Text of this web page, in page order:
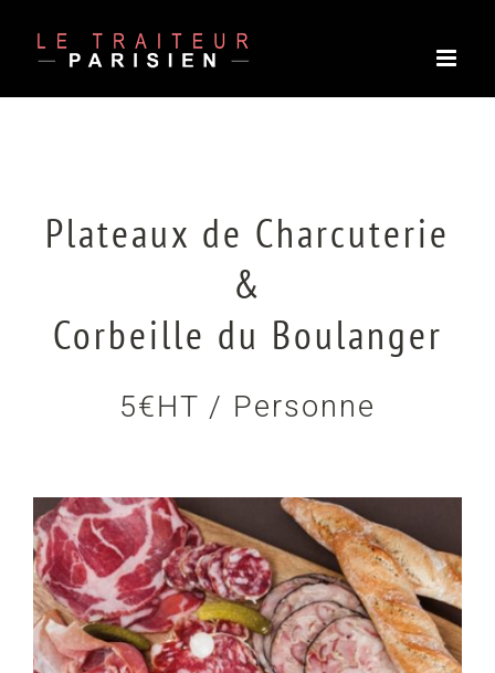
contenu
Plateaux de Charcuterie
&
Corbeille du Boulanger
5€HT / Personne